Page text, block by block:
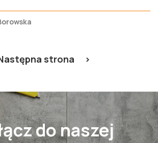
strona >
do naszej